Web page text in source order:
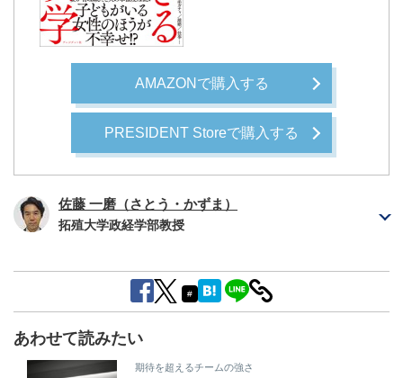
AMAZONで購入する
PRESIDENT Storeで購入する
佐藤 一磨（さとう・かずま）
拓殖大学政経学部教授
#
あわせて読みたい
期待を超えるチームの強さ